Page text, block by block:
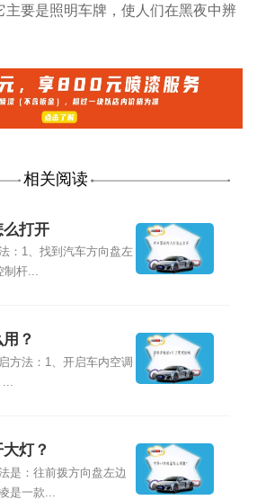
主要是照明车牌，使人们在黑夜中辨
相关阅读
打开
：1、找到汽车方向盘左
制杆...
？
方法：1、开启车内空调
灯？
是：往前拨方向盘左边
是一款...